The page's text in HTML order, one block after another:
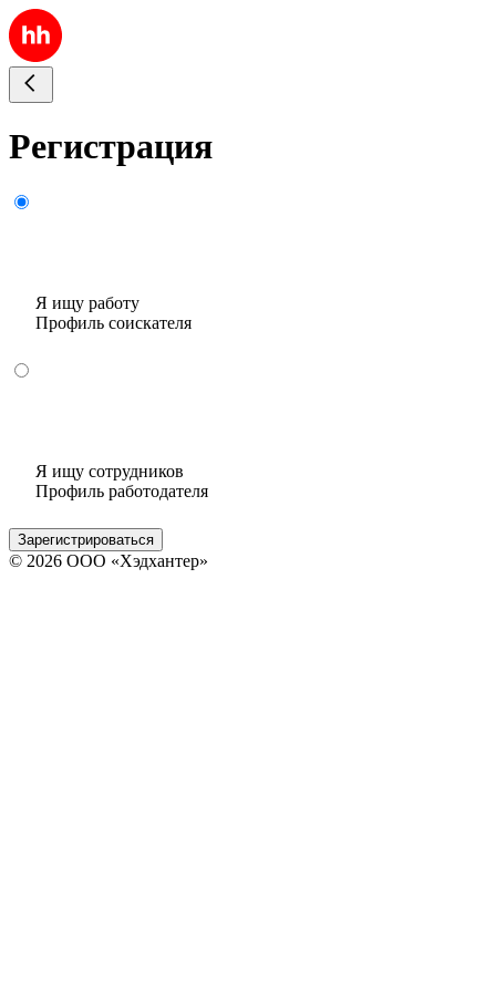
Регистрация
Я ищу работу
Профиль соискателя
Я ищу сотрудников
Профиль работодателя
Зарегистрироваться
© 2026 ООО «Хэдхантер»